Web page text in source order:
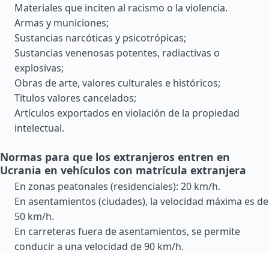
Materiales que inciten al racismo o la violencia.
Armas y municiones;
Sustancias narcóticas y psicotrópicas;
Sustancias venenosas potentes, radiactivas o
explosivas;
Obras de arte, valores culturales e históricos;
Títulos valores cancelados;
Artículos exportados en violación de la propiedad
intelectual.
Normas para que los extranjeros entren en
Ucrania en vehículos con matrícula extranjera
En zonas peatonales (residenciales): 20 km/h.
En asentamientos (ciudades), la velocidad máxima es de
50 km/h.
En carreteras fuera de asentamientos, se permite
conducir a una velocidad de 90 km/h.